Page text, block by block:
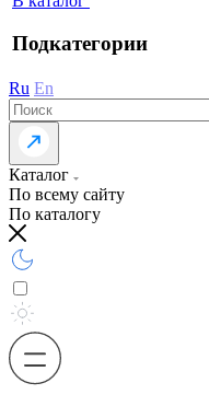
Подкатегории
Ru En
Каталог
По всему сайту
По каталогу